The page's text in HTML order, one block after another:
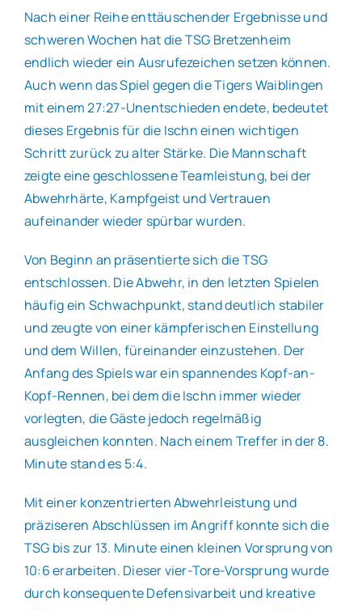
Nach einer Reihe enttäuschender Ergebnisse und
schweren Wochen hat die TSG Bretzenheim
endlich wieder ein Ausrufezeichen setzen können.
Auch wenn das Spiel gegen die Tigers Waiblingen
mit einem 27:27-Unentschieden endete, bedeutet
dieses Ergebnis für die Ischn einen wichtigen
Schritt zurück zu alter Stärke. Die Mannschaft
zeigte eine geschlossene Teamleistung, bei der
Abwehrhärte, Kampfgeist und Vertrauen
aufeinander wieder spürbar wurden.
Von Beginn an präsentierte sich die TSG
entschlossen. Die Abwehr, in den letzten Spielen
häufig ein Schwachpunkt, stand deutlich stabiler
und zeugte von einer kämpferischen Einstellung
und dem Willen, füreinander einzustehen. Der
Anfang des Spiels war ein spannendes Kopf-an-
Kopf-Rennen, bei dem die Ischn immer wieder
vorlegten, die Gäste jedoch regelmäßig
ausgleichen konnten. Nach einem Treffer in der 8.
Minute stand es 5:4.
Mit einer konzentrierten Abwehrleistung und
präziseren Abschlüssen im Angriff konnte sich die
TSG bis zur 13. Minute einen kleinen Vorsprung von
10:6 erarbeiten. Dieser vier-Tore-Vorsprung wurde
durch konsequente Defensivarbeit und kreative